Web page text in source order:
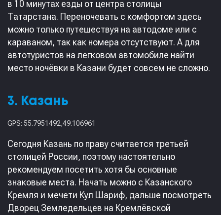
в 10 минутах езды от центра столицы
Татарстана. Переночевать с комфортом здесь
можно только путешествуя на автодоме или с
караваном, так как номера отсутствуют. А для
автотуристов на легковом автомобиле найти
место ночёвки в Казани будет совсем не сложно.
3. Казань
GPS: 55.7951492,49.106961
Сегодня Казань по праву считается третьей
столицей России, поэтому настоятельно
рекомендуем посетить хотя бы основные
знаковые места. Начать можно с Казанского
Кремля и мечети Кул Шариф, дальше посмотреть
Дворец Земледельцев на Кремлёвской